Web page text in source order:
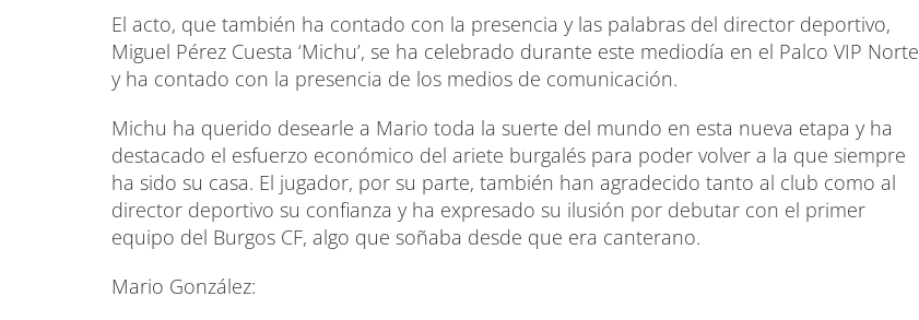
El acto, que también ha contado con la presencia y las palabras del director deportivo,
Miguel Pérez Cuesta ‘Michu’, se ha celebrado durante este mediodía en el Palco VIP Norte
y ha contado con la presencia de los medios de comunicación.
Michu ha querido desearle a Mario toda la suerte del mundo en esta nueva etapa y ha
destacado el esfuerzo económico del ariete burgalés para poder volver a la que siempre
ha sido su casa. El jugador, por su parte, también han agradecido tanto al club como al
director deportivo su confianza y ha expresado su ilusión por debutar con el primer
equipo del Burgos CF, algo que soñaba desde que era canterano.
Mario González: